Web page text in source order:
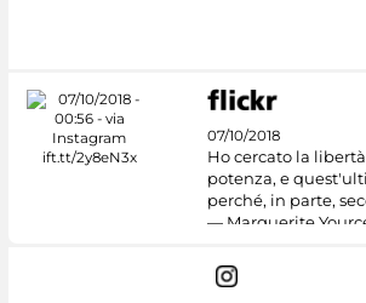
07/10/2018
Ho cercato la
potenza, e
perché, in parte,
— Marguerite